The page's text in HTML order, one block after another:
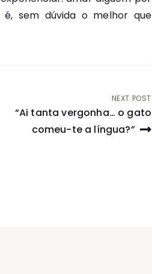
sem dúvida o melhor que
NEXT POST
“Ai tanta vergonha… o gato
comeu-te a língua?”